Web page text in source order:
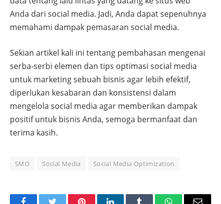
Anda dari social media. Jadi, Anda dapat sepenuhnya
memahami dampak pemasaran social media.
Sekian artikel kali ini tentang pembahasan mengenai
serba-serbi elemen dan tips optimasi social media
untuk marketing sebuah bisnis agar lebih efektif,
diperlukan kesabaran dan konsistensi dalam
mengelola social media agar memberikan dampak
positif untuk bisnis Anda, semoga bermanfaat dan
terima kasih.
SMO Social Media Social Media Optimization